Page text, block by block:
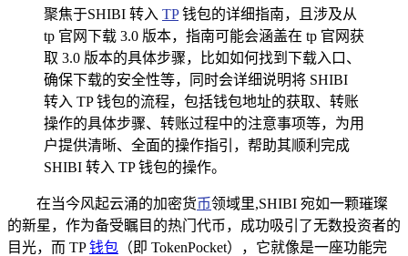
聚焦于SHIBI 转入 TP钱包的详细指南，且涉及从
tp 官网下载 3.0 版本，指南可能会涵盖在 tp 官网获
取 3.0 版本的具体步骤，比如如何找到下载入口、
确保下载的安全性等，同时会详细说明将 SHIBI
转入 TP 钱包的流程，包括钱包地址的获取、转账
操作的具体步骤、转账过程中的注意事项等，为用
户提供清晰、全面的操作指引，帮助其顺利完成
SHIBI 转入 TP 钱包的操作。
在当今风起云涌的加密货币领域里,SHIBI 宛如一颗璀璨
的新星，作为备受瞩目的热门代币，成功吸引了无数投资者的
目光，而 TP钱包 （即 TokenPocket），它就像是一座功能完